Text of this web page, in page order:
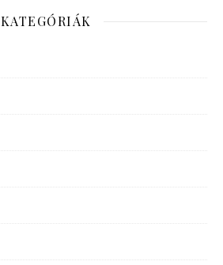
KATEGÓRIÁK